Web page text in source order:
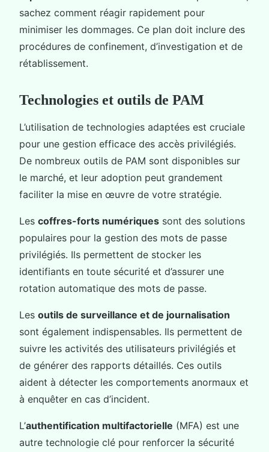
sachez comment réagir rapidement pour
minimiser les dommages. Ce plan doit inclure des
procédures de confinement, d’investigation et de
rétablissement.
Technologies et outils de PAM
L’utilisation de technologies adaptées est cruciale
pour une gestion efficace des accès privilégiés.
De nombreux outils de PAM sont disponibles sur
le marché, et leur adoption peut grandement
faciliter la mise en œuvre de votre stratégie.
Les coffres-forts numériques sont des solutions
populaires pour la gestion des mots de passe
privilégiés. Ils permettent de stocker les
identifiants en toute sécurité et d’assurer une
rotation automatique des mots de passe.
Les outils de surveillance et de journalisation
sont également indispensables. Ils permettent de
suivre les activités des utilisateurs privilégiés et
de générer des rapports détaillés. Ces outils
aident à détecter les comportements anormaux et
à enquêter en cas d’incident.
L’authentification multifactorielle (MFA) est une
autre technologie clé pour renforcer la sécurité